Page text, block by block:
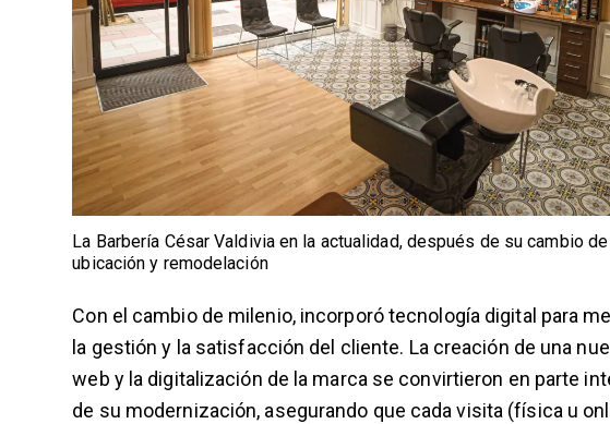
La Barbería César Valdivia en la actualidad, después de su cambio de
ubicación y remodelación
Con el cambio de milenio, incorporó tecnología digital para
la gestión y la satisfacción del cliente. La creación de una
web y la digitalización de la marca se convirtieron en parte
de su modernización, asegurando que cada visita (física u